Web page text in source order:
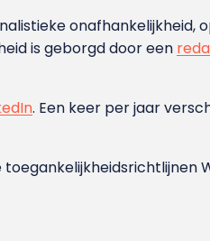
onafhankelijkheid,
is geborgd door een
. Een keer per jaar